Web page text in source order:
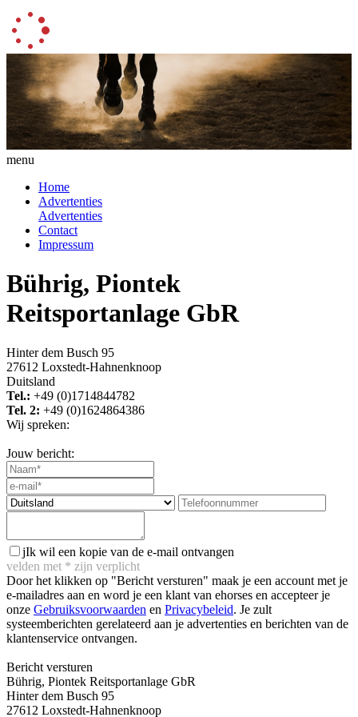
menu
Home
Advertenties
Advertenties
Contact
Impressum
Bührig, Piontek
Reitsportanlage GbR
Hinter dem Busch 95
27612 Loxstedt-Hahnenknoop
Duitsland
Tel.: +49 (0)1714844782
Tel. 2: +49 (0)1624864386
Wij spreken:
Jouw bericht:
jIk wil een kopie van de e-mail ontvangen
velden met * zijn verplicht
Door het klikken op "Bericht versturen" maak je een account met je
e-mailadres aan en word je een klant van ehorses en accepteer je
onze Gebruiksvoorwaarden en Privacybeleid. Je zult
systeemberichten gerelateerd aan je advertenties en berichten van de
klantenservice ontvangen.
Bericht versturen
Bührig, Piontek Reitsportanlage GbR
Hinter dem Busch 95
27612 Loxstedt-Hahnenknoop